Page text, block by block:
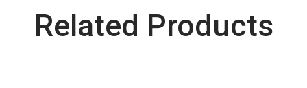
Related Products